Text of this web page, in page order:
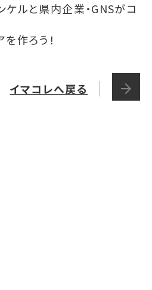
ルと県内企業・GNSがコ
作ろう！
イマコレへ戻る